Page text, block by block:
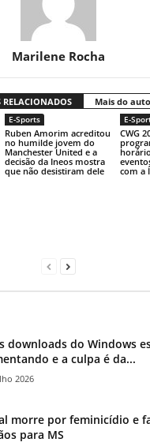
Marilene Rocha
RELACIONADOS Mais do
E-Sports
Ruben Amorim acreditou
no humilde jovem do
Manchester United e a
decisão da Ineos mostra
que não desistiram dele
E-
CWG
com a
downloads do Windows
e a culpa é da...
2026
morre por feminicídio e
para MS